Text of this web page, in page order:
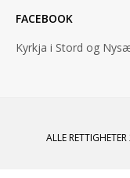
FACEBOOK
Kyrkja i Stord og
ALLE